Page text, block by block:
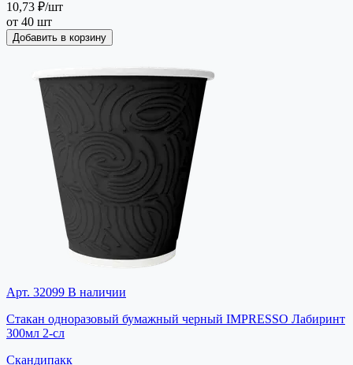
10,73 ₽/шт
от 40 шт
Добавить в корзину
Арт. 32099 В наличии
Стакан одноразовый бумажный черный IMPRESSO Лабиринт
300мл 2-сл
Скандипакк